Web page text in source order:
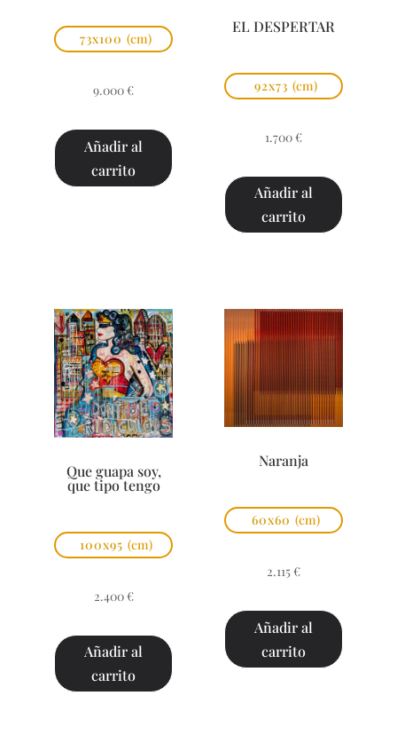
73x100 (cm)
9.000 €
Añadir al
carrito
EL DESPERTAR
92x73 (cm)
1.700 €
Añadir al
carrito
Que guapa soy,
que tipo tengo
100x95 (cm)
2.400 €
Añadir al
carrito
Naranja
60x60 (cm)
2.115 €
Añadir al
carrito